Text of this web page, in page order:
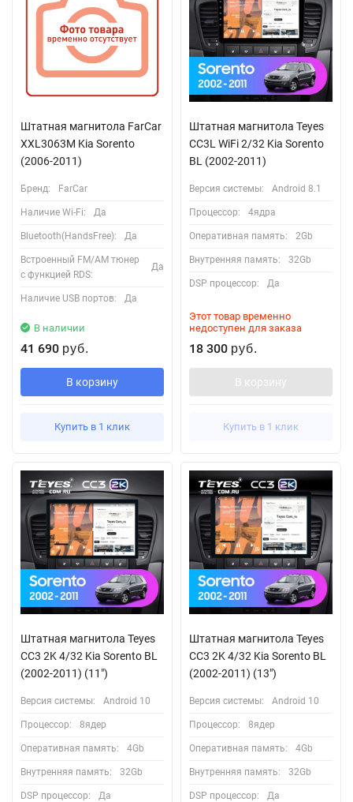
Штатная магнитола FarCar
XXL3063M Kia Sorento
(2006-2011)
Бренд: FarCar
Наличие Wi-Fi: Да
Bluetooth(HandsFree): Да
Встроенный FM/AM тюнер
с функцией RDS:
Да
Наличие USB портов: Да
В наличии
41 690 руб.
В корзину
Купить в 1 клик
Штатная магнитола Teyes
CC3L WiFi 2/32 Kia Sorento
BL (2002-2011)
Версия системы: Android 8.1
Процессор: 4ядра
Оперативная память: 2Gb
Внутренняя память: 32Gb
DSP процессор: Да
Этот товар временно
недоступен для заказа
18 300 руб.
В корзину
Купить в 1 клик
Штатная магнитола Teyes
CC3 2K 4/32 Kia Sorento BL
(2002-2011) (11")
Версия системы: Android 10
Процессор: 8ядер
Оперативная память: 4Gb
Внутренняя память: 32Gb
DSP процессор: Да
Штатная магнитола Teyes
CC3 2K 4/32 Kia Sorento BL
(2002-2011) (13")
Версия системы: Android 10
Процессор: 8ядер
Оперативная память: 4Gb
Внутренняя память: 32Gb
DSP процессор: Да